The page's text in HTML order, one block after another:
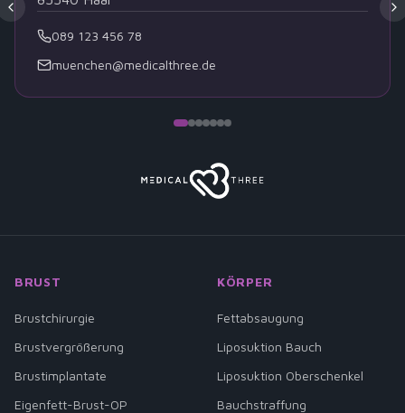
089 123 456 78
muenchen@medicalthree.de
BRUST
Brustchirurgie
Brustvergrößerung
Brustimplantate
Eigenfett-Brust-OP
KÖRPER
Fettabsaugung
Liposuktion Bauch
Liposuktion Oberschenkel
Bauchstraffung